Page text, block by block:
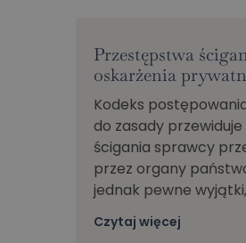
Przestępstwa
oskarżenia
Kodeks
do zasady
ścigania sprawcy
przez organy
jednak pewne
Czytaj więcej